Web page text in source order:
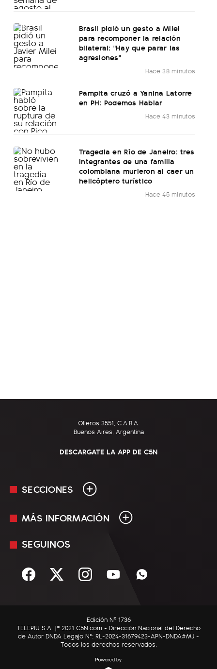
Brasil pidió un gesto a Milei
para recomponer la relación
bilateral: "Hay que parar las
agresiones"
Hace 38 minutos
Pampita cruzó a Yanina Latorre
en PH: Podemos Hablar
Hace 43 minutos
Tragedia en Río de Janeiro: tres
integrantes de una familia
colombiana murieron al caer un
helicóptero turístico
Hace 45 minutos
Olleros 3551, C.A.B.A.
Buenos Aires, Argentina
DESCARGATE LA APP DE C5N
SECCIONES
En Vivo
Sociedad
C5N Autos
RatingCero
MÁS INFORMACIÓN
Mediakit
Términos y condiciones
SEGUINOS
Edición Nº 1736
TELEPIU S.A. |© 2021 C5N.com - Dirección Nacional del Derecho
de Autor DNDA Legajo N°: RL-2024-31679423-APN-DNDA#MJ -
Todos los derechos reservados.